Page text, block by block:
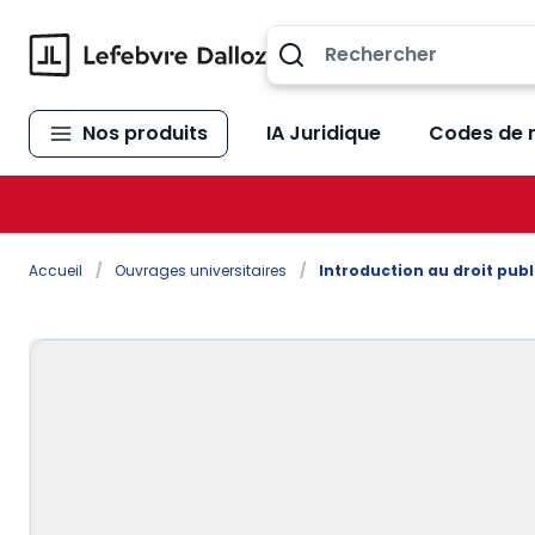
Nos produits IA Juridique Codes de
Accueil / Ouvrages universitaires / Introduction au droit